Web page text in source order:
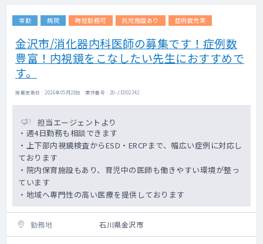
常勤 病院 時短勤務可 託児施設あり 症例数充実
金沢市/消化器内科医師の募集です！症例数
豊富！内視鏡をこなしたい先生におすすめで
す。
掲載更新日 : 2026年05月28日 案件番号 : 20-JE002342
担当エージェントより
・週4日勤務も相談できます
・上下部内視鏡検査からESD・ERCPまで、幅広い症例に対応し
ております
・院内保育施設もあり、育児中の医師も働きやすい環境が整っ
ています
・地域へ専門性の高い医療を提供しております
勤務地 石川県金沢市